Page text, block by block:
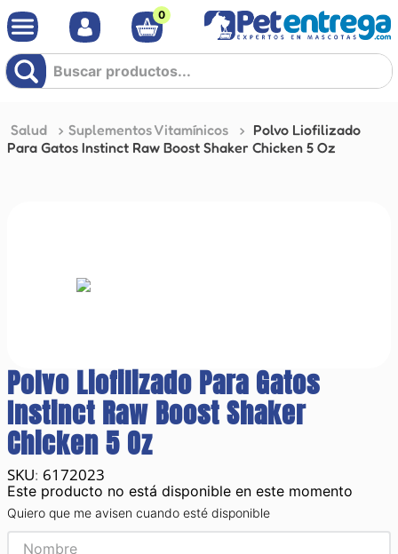
0
Buscar productos...
Salud Suplementos Vitamínicos
Polvo Liofilizado
Para Gatos Instinct Raw Boost Shaker Chicken 5 Oz
Polvo Liofilizado Para Gatos
Instinct Raw Boost Shaker
Chicken 5 Oz
: 6172023
Este producto no está disponible en este momento
Quiero que me avisen cuando esté disponible